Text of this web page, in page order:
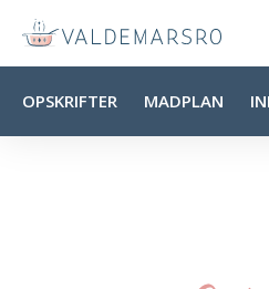
OPSKRIFTER MADPLAN